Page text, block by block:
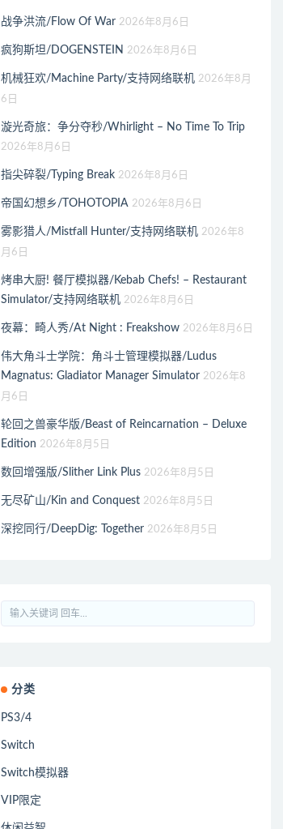
战争洪流/Flow Of War 2026年8月6日
疯狗斯坦/DOGENSTEIN 2026年8月6日
机械狂欢/Machine Party/支持网络联机 2026年8月
6日
漩光奇旅：争分夺秒/Whirlight – No Time To Trip
2026年8月6日
指尖碎裂/Typing Break 2026年8月6日
帝国幻想乡/TOHOTOPIA 2026年8月6日
雾影猎人/Mistfall Hunter/支持网络联机 2026年8
月6日
烤串大厨! 餐厅模拟器/Kebab Chefs! – Restaurant
Simulator/支持网络联机 2026年8月6日
夜幕：畸人秀/At Night : Freakshow 2026年8月6日
伟大角斗士学院：角斗士管理模拟器/Ludus
Magnatus: Gladiator Manager Simulator 2026年8
月6日
轮回之兽豪华版/Beast of Reincarnation – Deluxe
Edition 2026年8月5日
数回增强版/Slither Link Plus 2026年8月5日
无尽矿山/Kin and Conquest 2026年8月5日
深挖同行/DeepDig: Together 2026年8月5日
分类
PS3/4
Switch
Switch模拟器
VIP限定